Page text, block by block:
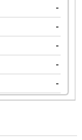
-
-
-
-
-